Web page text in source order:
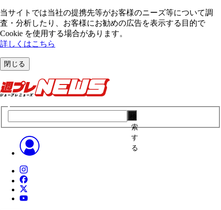
当サイトでは当社の提携先等がお客様のニーズ等について調
査・分析したり、お客様にお勧めの広告を表⽰する⽬的で
Cookie を使⽤する場合があります。
詳しくはこちら
閉じる
索
す
る